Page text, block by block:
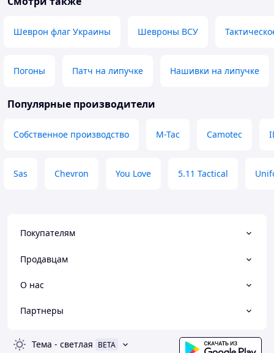
не в притик, але не встигав в моєму
місті в магазинах чи не було чи
просити не міг , Вона змогла .
клієнтоорієнтовність .. Пані все
швидко зробила і увійшла у моє
круто . Раджу всім ! Такі бізнеси
Ввічливість , розгорнуті відповіді ,
бізнес просто ТОП
виконання на
подивилися, як
Шеврон флаг Украины Шевроны ВСУ
Погоны Патч на липучке Нашивки на липучке
Популярные производители
Собственное производство M-Tac Camotec
Sas Chevron You Love 5.11 Tactical
Покупателям
Продавцам
О нас
Партнеры
Тема - светлая BETA